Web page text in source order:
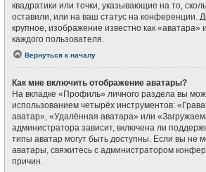
квадратики или точки, указывающие на то,
оставили, или на ваш статус на конференции.
крупное, изображение известно как «аватара»
каждого пользователя.
Вернуться к началу
Как мне включить отображение аватары?
На вкладке «Профиль» личного раздела вы
использованием четырёх инструментов:
аватар», «Удалённая аватара» или
администратора зависит, включена ли
типы аватар могут быть доступны. Если вы не
аватары, свяжитесь с администратором
причин.